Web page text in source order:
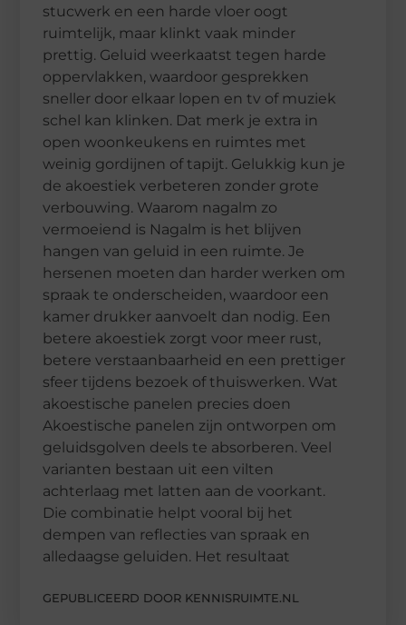
stucwerk en een harde vloer oogt
ruimtelijk, maar klinkt vaak minder
prettig. Geluid weerkaatst tegen harde
oppervlakken, waardoor gesprekken
sneller door elkaar lopen en tv of muziek
schel kan klinken. Dat merk je extra in
open woonkeukens en ruimtes met
weinig gordijnen of tapijt. Gelukkig kun je
de akoestiek verbeteren zonder grote
verbouwing. Waarom nagalm zo
vermoeiend is Nagalm is het blijven
hangen van geluid in een ruimte. Je
hersenen moeten dan harder werken om
spraak te onderscheiden, waardoor een
kamer drukker aanvoelt dan nodig. Een
betere akoestiek zorgt voor meer rust,
betere verstaanbaarheid en een prettiger
sfeer tijdens bezoek of thuiswerken. Wat
akoestische panelen precies doen
Akoestische panelen zijn ontworpen om
geluidsgolven deels te absorberen. Veel
varianten bestaan uit een vilten
achterlaag met latten aan de voorkant.
Die combinatie helpt vooral bij het
dempen van reflecties van spraak en
alledaagse geluiden. Het resultaat
GEPUBLICEERD DOOR KENNISRUIMTE.NL